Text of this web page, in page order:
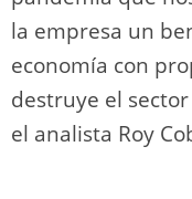
la empresa un
economía con
destruye el
el analista Roy